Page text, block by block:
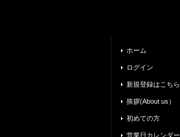
ホーム
ログイン
新規登録はこちら
挨拶(About us）
初めての方
営業日カレンダー